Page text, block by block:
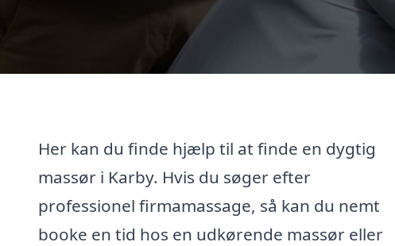
Her kan du finde hjælp til at finde en dygtig
massør i Karby. Hvis du søger efter
professionel firmamassage, så kan du nemt
booke en tid hos en udkørende massør eller